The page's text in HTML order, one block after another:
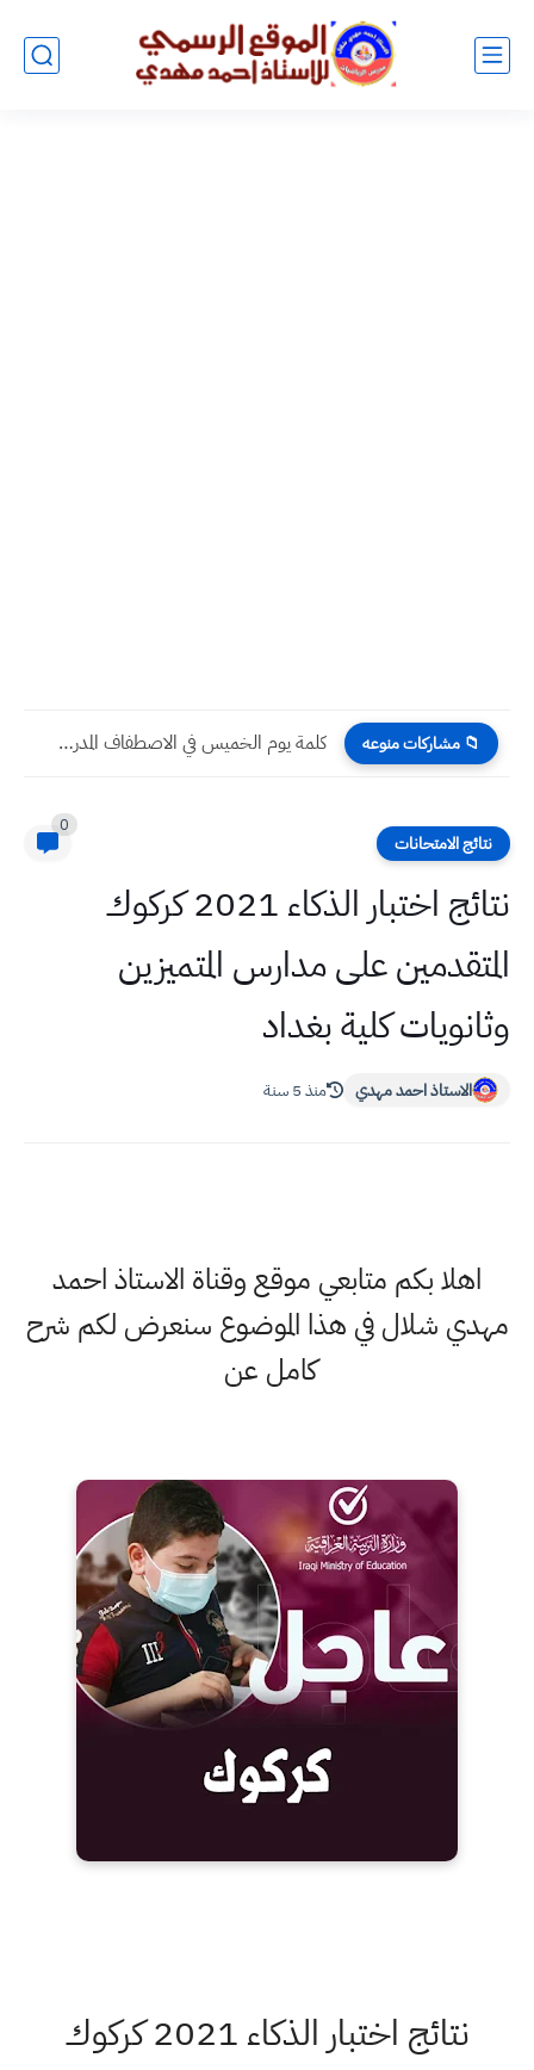
📁 مشاركات منوعه كلمة يوم الخميس في الاصطفاف المدرسي إلقاء المعلم ( المدرس...
نتائج الامتحانات
0
نتائج اختبار الذكاء 2021 كركوك
المتقدمين على مدارس المتميزين
وثانويات كلية بغداد
الاستاذ احمد مهدي منذ 5 سنة
اهلا بكم متابعي موقع وقناة الاستاذ احمد
مهدي شلال في هذا الموضوع سنعرض لكم شرح
كامل عن
نتائج اختبار الذكاء 2021 كركوك